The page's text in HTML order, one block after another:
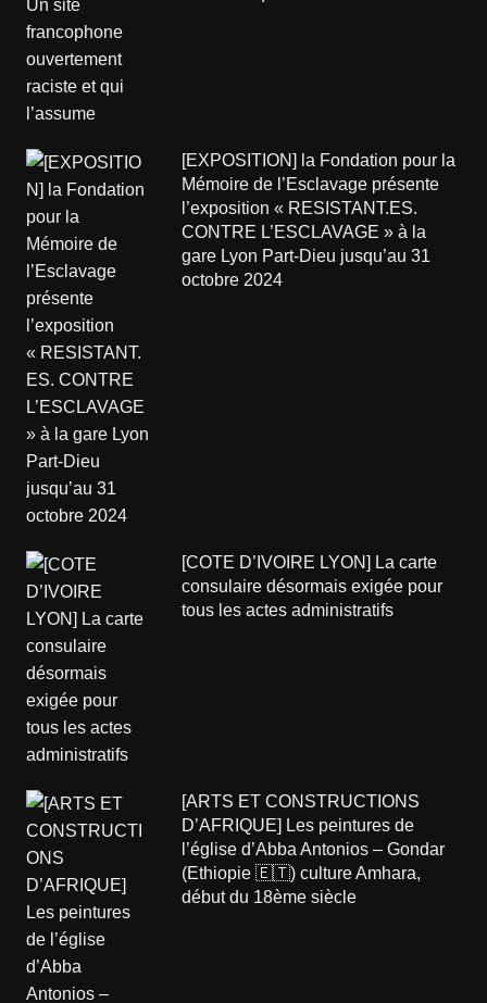
[EXPOSITION] la Fondation pour la
Mémoire de l’Esclavage présente
l’exposition « RESISTANT.ES.
CONTRE L’ESCLAVAGE » à la
gare Lyon Part-Dieu jusqu’au 31
octobre 2024
[COTE D’IVOIRE LYON] La carte
consulaire désormais exigée pour
tous les actes administratifs
[ARTS ET CONSTRUCTIONS
D’AFRIQUE] Les peintures de
l’église d’Abba Antonios – Gondar
(Ethiopie 🇪🇹) culture Amhara,
début du 18ème siècle